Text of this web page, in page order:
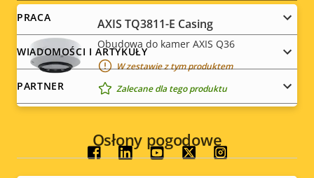
AXIS TQ3811-E Casing
Obudowa do kamer AXIS Q36
W zestawie z tym produktem
Zalecane dla tego produktu
Osłony pogodowe
PRACA
WIADOMOŚCI I ARTYKUŁY
PARTNER
Social